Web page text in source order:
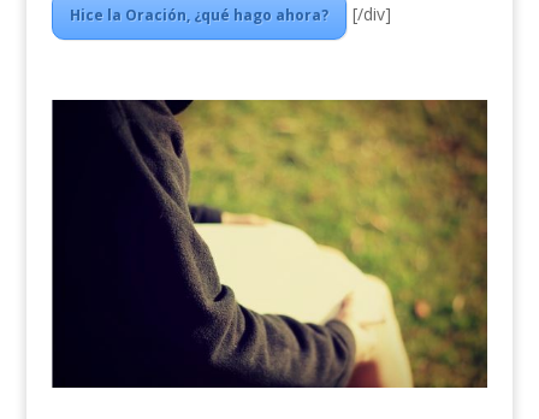
Hice la Oración, ¿qué hago ahora? [/div]